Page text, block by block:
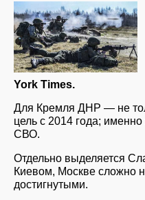
York Times.
Для Кремля ДНР — не
цель с 2014 года;
СВО.
Отдельно выделяется
Киевом, Москве сложно
достигнутыми.